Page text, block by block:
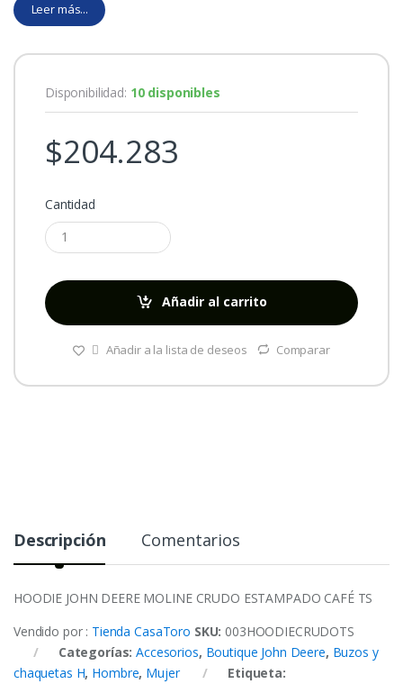
Leer más...
Disponibilidad: 10 disponibles
$204.283
Cantidad
Añadir al carrito
Añadir a la lista de deseos Comparar
Descripción Comentarios
HOODIE JOHN DEERE MOLINE CRUDO ESTAMPADO CAFÉ TS
Vendido por : Tienda CasaToro SKU: 003HOODIECRUDOTS
Categorías:Accesorios, Boutique John Deere, Buzos y
chaquetas H, Hombre, Mujer
Etiqueta: